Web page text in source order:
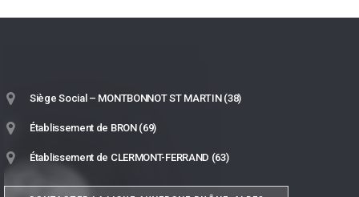
Siège Social – MONTBONNOT ST MARTIN (38)
Établissement de BRON (69)
Établissement de CLERMONT-FERRAND (63)